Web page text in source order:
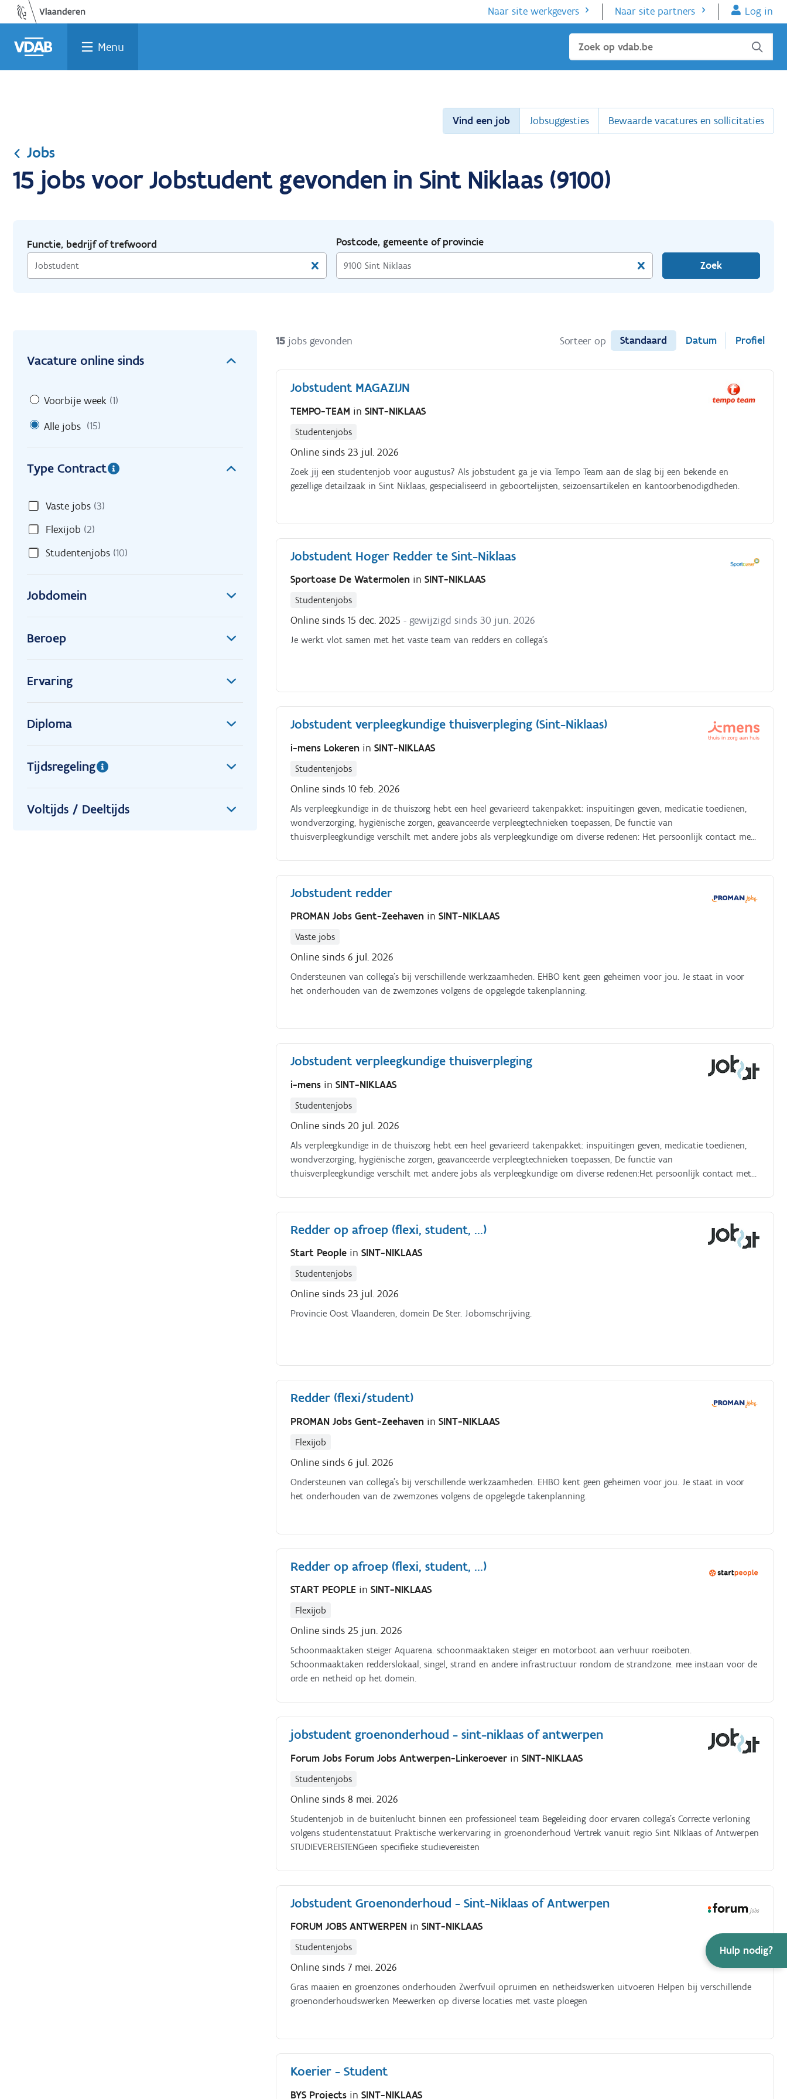
Ga
naar
de
inhoud
Vind
een
job
Vind
een
opleiding
Welke
job
past
bij
Terug
naar
home
Naar site werkgevers Naar site partners Log in
Menu Sluiten
Hulp nodig?
Vind een job Jobsuggesties Bewaarde vacatures en sollicitaties
Jobs
15 jobs voor Jobstudent gevonden in Sint Niklaas (9100)
Functie, bedrijf of trefwoord
Postcode, gemeente of provincie
Zoek
Vacature online sinds
Voorbije week (1)
Alle jobs (15)
Type Contract
Vaste jobs (3)
Flexijob (2)
Studentenjobs (10)
Jobdomein
Beroep
Ervaring
Diploma
Tijdsregeling
Voltijds / Deeltijds
15 jobs gevonden Sorteer op Standaard Datum Profiel
Jobstudent MAGAZIJN
TEMPO-TEAM inSINT-NIKLAAS
Studentenjobs
Online sinds 23 jul. 2026
Zoek jij een studentenjob voor augustus? Als jobstudent ga je via Tempo Team aan de slag bij een bekende en
gezellige detailzaak in Sint Niklaas, gespecialiseerd in geboortelijsten, seizoensartikelen en kantoorbenodigdheden.
Jobstudent Hoger Redder te Sint-Niklaas
Sportoase De Watermolen inSINT-NIKLAAS
Studentenjobs
Online sinds 15 dec. 2025 - gewijzigd sinds 30 jun. 2026
Je werkt vlot samen met het vaste team van redders en collega’s
Jobstudent verpleegkundige thuisverpleging (Sint-Niklaas)
i-mens Lokeren inSINT-NIKLAAS
Studentenjobs
Online sinds 10 feb. 2026
Als verpleegkundige in de thuiszorg hebt een heel gevarieerd takenpakket: inspuitingen geven, medicatie toedienen,
wondverzorging, hygiënische zorgen, geavanceerde verpleegtechnieken toepassen, De functie van
thuisverpleegkundige verschilt met andere jobs als verpleegkundige om diverse redenen: Het persoonlijk contact met
uit zorgcoördinator, verzorgende, maatschappelijk assistent, poetshulp en vrijwilligers; Minder administratie!
Verpleegdossiers handel je snel en efficiënt af via je tablet; Verplaatsing met een bedrijfswagen in eigen streek.
Jobstudent redder
PROMAN Jobs Gent-Zeehaven inSINT-NIKLAAS
Vaste jobs
Online sinds 6 jul. 2026
Ondersteunen van collega's bij verschillende werkzaamheden. EHBO kent geen geheimen voor jou. Je staat in voor
het onderhouden van de zwemzones volgens de opgelegde takenplanning.
Jobstudent verpleegkundige thuisverpleging
i-mens inSINT-NIKLAAS
Studentenjobs
Online sinds 20 jul. 2026
Als verpleegkundige in de thuiszorg hebt een heel gevarieerd takenpakket: inspuitingen geven, medicatie toedienen,
wondverzorging, hygiënische zorgen, geavanceerde verpleegtechnieken toepassen, De functie van
thuisverpleegkundige verschilt met andere jobs als verpleegkundige om diverse redenen:Het persoonlijk contact met
uit zorgcoördinator, verzorgende, maatschappelijk assistent, poetshulp en vrijwilligers;Minder administratie!
Verpleegdossiers handel je snel en efficiënt af via je tablet;Verplaatsing met een bedrijfswagen in eigen streek.
Redder op afroep (flexi, student, ...)
Start People inSINT-NIKLAAS
Studentenjobs
Online sinds 23 jul. 2026
Provincie Oost Vlaanderen, domein De Ster. Jobomschrijving.
Redder (flexi/student)
PROMAN Jobs Gent-Zeehaven inSINT-NIKLAAS
Flexijob
Online sinds 6 jul. 2026
Ondersteunen van collega's bij verschillende werkzaamheden. EHBO kent geen geheimen voor jou. Je staat in voor
het onderhouden van de zwemzones volgens de opgelegde takenplanning.
Redder op afroep (flexi, student, ...)
START PEOPLE inSINT-NIKLAAS
Flexijob
Online sinds 25 jun. 2026
Schoonmaaktaken steiger Aquarena. schoonmaaktaken steiger en motorboot aan verhuur roeiboten.
Schoonmaaktaken redderslokaal, singel, strand en andere infrastructuur rondom de strandzone. mee instaan voor de
orde en netheid op het domein.
jobstudent groenonderhoud - sint-niklaas of antwerpen
Forum Jobs Forum Jobs Antwerpen-Linkeroever inSINT-NIKLAAS
Studentenjobs
Online sinds 8 mei. 2026
Studentenjob in de buitenlucht binnen een professioneel team Begeleiding door ervaren collega’s Correcte verloning
volgens studentenstatuut Praktische werkervaring in groenonderhoud Vertrek vanuit regio Sint NIklaas of Antwerpen
STUDIEVEREISTENGeen specifieke studievereisten
Jobstudent Groenonderhoud - Sint-Niklaas of Antwerpen
FORUM JOBS ANTWERPEN inSINT-NIKLAAS
Studentenjobs
Online sinds 7 mei. 2026
Gras maaien en groenzones onderhouden Zwerfvuil opruimen en netheidswerken uitvoeren Helpen bij verschillende
groenonderhoudswerken Meewerken op diverse locaties met vaste ploegen
Koerier - Student
BYS Projects inSINT-NIKLAAS